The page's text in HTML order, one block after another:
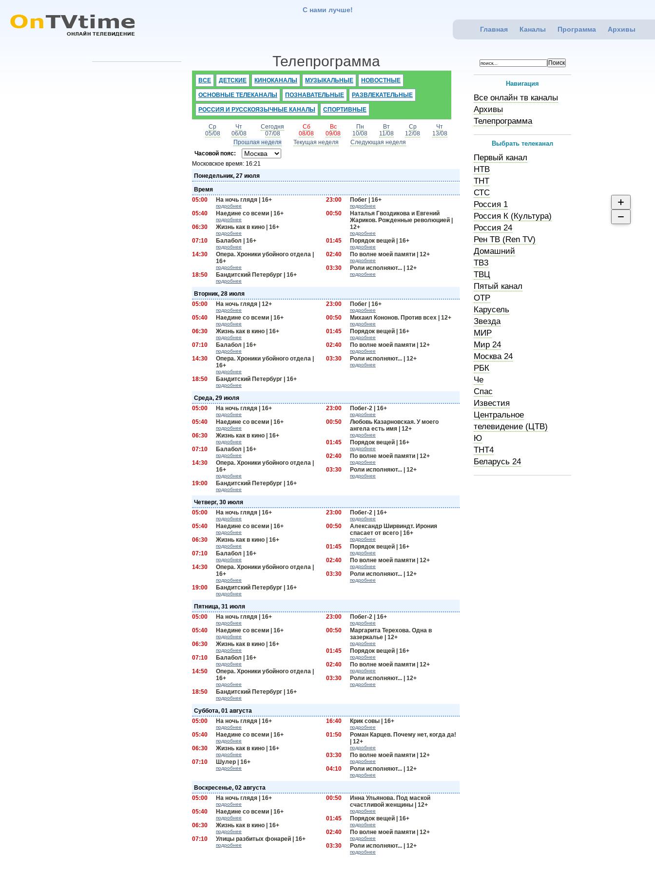
С нами лучше!
Главная Каналы Программа Архивы
Телепрограмма
ВСЕ ДЕТСКИЕ КИНОКАНАЛЫ МУЗЫКАЛЬНЫЕ НОВОСТНЫЕ
ОСНОВНЫЕ ТЕЛЕКАНАЛЫ ПОЗНАВАТЕЛЬНЫЕ РАЗВЛЕКАТЕЛЬНЫЕ
РОССИЯ И РУССКОЯЗЫЧНЫЕ КАНАЛЫ СПОРТИВНЫЕ
Ср
05/08
Чт
06/08
Сегодня
07/08
Сб
08/08
Вс
09/08
Пн
10/08
Вт
11/08
Ср
12/08
Чт
13/08
Прошлая неделя
Текущая неделя
Следующая неделя
Часовой пояс:
Московское время: 16:21
Понедельник, 27 июля
Время
05:00
На ночь глядя | 16+
подробнее
05:40 Наедине со всеми | 16+
подробнее
06:30 Жизнь как в кино | 16+
подробнее
07:10 Балабол | 16+
подробнее
14:30
Опера. Хроники убойного отдела |
16+
подробнее
18:50 Бандитский Петербург | 16+
подробнее
23:00 Побег | 16+
подробнее
00:50
Наталья Гвоздикова и Евгений
Жариков. Рожденные революцией |
12+
подробнее
01:45 Порядок вещей | 16+
подробнее
02:40 По волне моей памяти | 12+
подробнее
03:30 Роли исполняют... | 12+
подробнее
Вторник, 28 июля
05:00
На ночь глядя | 12+
подробнее
05:40 Наедине со всеми | 16+
подробнее
06:30 Жизнь как в кино | 16+
подробнее
07:10 Балабол | 16+
подробнее
14:30
Опера. Хроники убойного отдела |
16+
подробнее
18:50 Бандитский Петербург | 16+
подробнее
23:00 Побег | 16+
подробнее
00:50 Михаил Кононов. Против всех | 12+
подробнее
01:45 Порядок вещей | 16+
подробнее
02:40 По волне моей памяти | 12+
подробнее
03:30 Роли исполняют... | 12+
подробнее
Среда, 29 июля
05:00
На ночь глядя | 16+
подробнее
05:40 Наедине со всеми | 16+
подробнее
06:30 Жизнь как в кино | 16+
подробнее
07:10 Балабол | 16+
подробнее
14:30
Опера. Хроники убойного отдела |
16+
подробнее
19:00 Бандитский Петербург | 16+
подробнее
23:00 Побег-2 | 16+
подробнее
00:50
Любовь Казарновская. У моего
ангела есть имя | 12+
подробнее
01:45 Порядок вещей | 16+
подробнее
02:40 По волне моей памяти | 12+
подробнее
03:30 Роли исполняют... | 12+
подробнее
Четверг, 30 июля
05:00
На ночь глядя | 16+
подробнее
05:40 Наедине со всеми | 16+
подробнее
06:30 Жизнь как в кино | 16+
подробнее
07:10 Балабол | 16+
подробнее
14:30
Опера. Хроники убойного отдела |
16+
подробнее
19:00 Бандитский Петербург | 16+
подробнее
23:00 Побег-2 | 16+
подробнее
00:50
Александр Ширвиндт. Ирония
спасает от всего | 16+
подробнее
01:45 Порядок вещей | 16+
подробнее
02:40 По волне моей памяти | 12+
подробнее
03:30 Роли исполняют... | 12+
подробнее
Пятница, 31 июля
05:00
На ночь глядя | 16+
подробнее
05:40 Наедине со всеми | 16+
подробнее
06:30 Жизнь как в кино | 16+
подробнее
07:10 Балабол | 16+
подробнее
14:50
Опера. Хроники убойного отдела |
16+
подробнее
18:50 Бандитский Петербург | 16+
подробнее
23:00 Побег-2 | 16+
подробнее
00:50
Маргарита Терехова. Одна в
зазеркалье | 12+
подробнее
01:45 Порядок вещей | 16+
подробнее
02:40 По волне моей памяти | 12+
подробнее
03:30 Роли исполняют... | 12+
подробнее
Суббота, 01 августа
05:00
На ночь глядя | 16+
подробнее
05:40 Наедине со всеми | 16+
подробнее
06:30 Жизнь как в кино | 16+
подробнее
07:10 Шулер | 16+
подробнее
16:40 Крик совы | 16+
подробнее
01:50
Роман Карцев. Почему нет, когда да!
| 12+
подробнее
03:30 По волне моей памяти | 12+
подробнее
04:10 Роли исполняют... | 12+
подробнее
Воскресенье, 02 августа
05:00
На ночь глядя | 16+
подробнее
05:40 Наедине со всеми | 16+
подробнее
06:30 Жизнь как в кино | 16+
подробнее
07:10 Улицы разбитых фонарей | 16+
подробнее
00:50
Инна Ульянова. Под маской
счастливой женщины | 12+
подробнее
01:45 Порядок вещей | 16+
подробнее
02:40 По волне моей памяти | 12+
подробнее
03:30 Роли исполняют... | 12+
подробнее
Навигация
Все онлайн тв каналы
Архивы
Телепрограмма
Выбрать телеканал
Первый канал
НТВ
ТНТ
СТС
Россия 1
Россия К (Культура)
Россия 24
Рен ТВ (Ren TV)
Домашний
ТВ3
ТВЦ
Пятый канал
ОТР
Карусель
Звезда
МИР
Мир 24
Москва 24
РБК
Че
Спас
Известия
Центральное
телевидение (ЦТВ)
Ю
ТНТ4
Беларусь 24